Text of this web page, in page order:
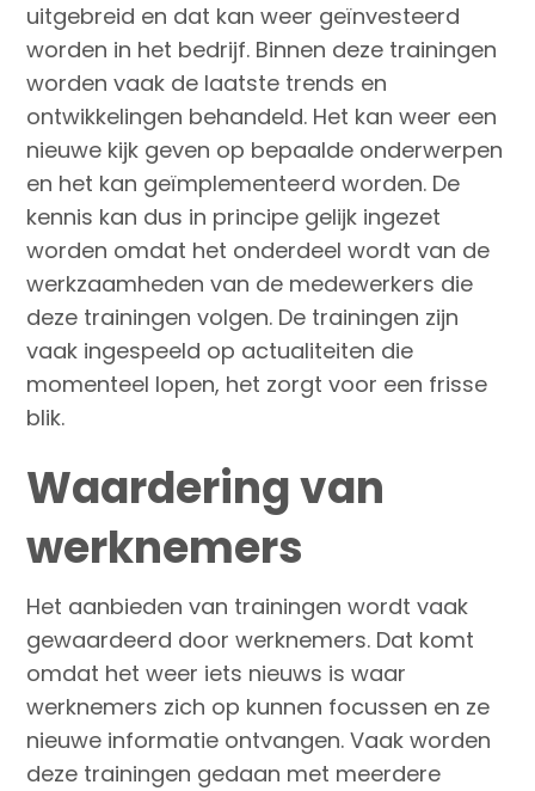
uitgebreid en dat kan weer geïnvesteerd
worden in het bedrijf. Binnen deze trainingen
worden vaak de laatste trends en
ontwikkelingen behandeld. Het kan weer een
nieuwe kijk geven op bepaalde onderwerpen
en het kan geïmplementeerd worden. De
kennis kan dus in principe gelijk ingezet
worden omdat het onderdeel wordt van de
werkzaamheden van de medewerkers die
deze trainingen volgen. De trainingen zijn
vaak ingespeeld op actualiteiten die
momenteel lopen, het zorgt voor een frisse
blik.
Waardering van
werknemers
Het aanbieden van trainingen wordt vaak
gewaardeerd door werknemers. Dat komt
omdat het weer iets nieuws is waar
werknemers zich op kunnen focussen en ze
nieuwe informatie ontvangen. Vaak worden
deze trainingen gedaan met meerdere